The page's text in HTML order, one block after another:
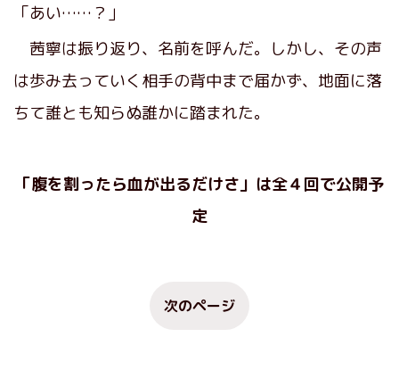
「あい……？」
茜寧は振り返り、名前を呼んだ。しかし、その声
は歩み去っていく相手の背中まで届かず、地面に落
ちて誰とも知らぬ誰かに踏まれた。
「腹を割ったら血が出るだけさ」は全４回で公開予
定
次のページ